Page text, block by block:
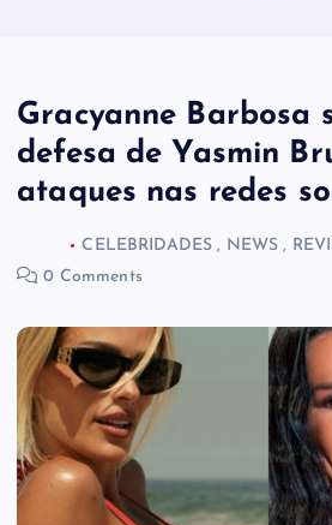
Gracyanne Barbosa
defesa de Yasmin
ataques nas redes
CELEBRIDADES , NEWS ,
0 Comments